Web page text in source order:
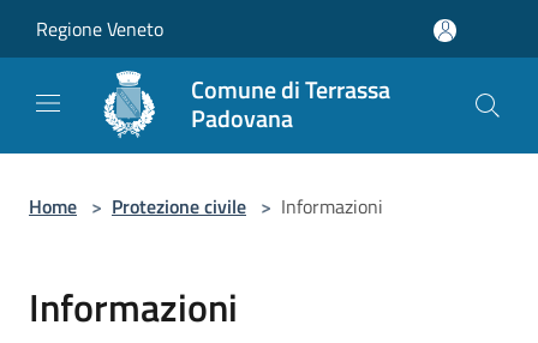
Regione Veneto
Comune di Terrassa
Padovana
Home > Protezione civile > Informazioni
Informazioni